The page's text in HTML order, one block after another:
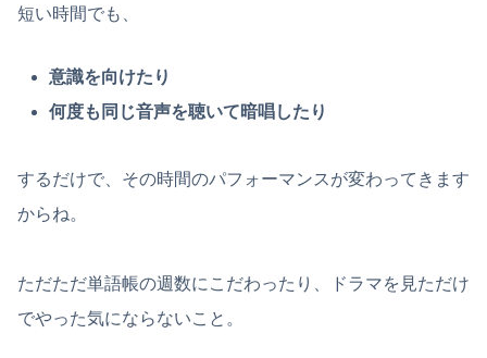
短い時間でも、
意識を向けたり
何度も同じ音声を聴いて暗唱したり
するだけで、その時間のパフォーマンスが変わってきます
からね。
ただただ単語帳の週数にこだわったり、ドラマを見ただけ
でやった気にならないこと。